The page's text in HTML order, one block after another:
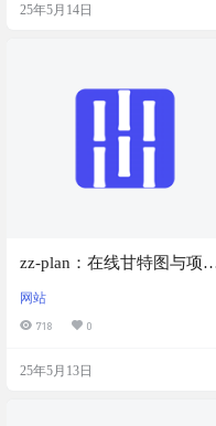
25年5月14日
zz-plan：在线甘特图与项
目了然
网站
718 0
25年5月13日